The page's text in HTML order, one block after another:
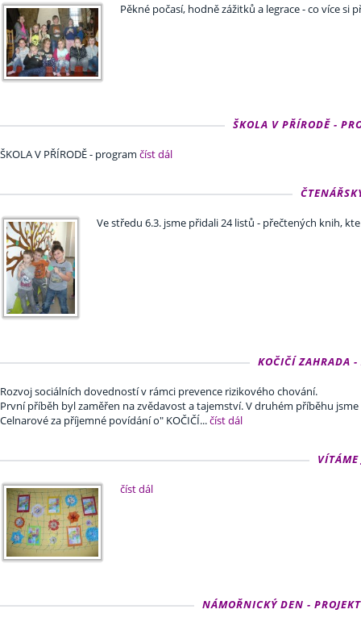
Pěkné počasí, hodně zážitků a legrace - co více
ŠKOLA V PŘÍRODĚ -
ŠKOLA V PŘÍRODĚ - program číst dál
Ve středu 6.3. jsme přidali 24 listů - přečtených knih,
KOČIČÍ ZAHRADA
Rozvoj sociálních dovedností v rámci prevence rizikového chování.
První příběh byl zaměřen na zvědavost a tajemství. V druhém příběhu
Celnarové za příjemné povídání o" KOČIČÍ...číst dál
číst dál
NÁMOŘNICKÝ DEN -